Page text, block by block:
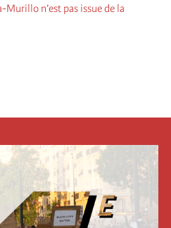
n’est pas issue de la